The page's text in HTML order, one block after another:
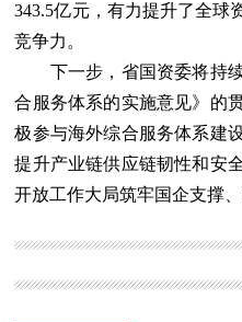
343.5亿元，有力提升了全球
竞争力。
下一步，省国资委将持续
合服务体系的实施意见》的
极参与海外综合服务体系建
提升产业链供应链韧性和安
开放工作大局筑牢国企支撑